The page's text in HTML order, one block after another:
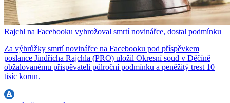
Rajchl na Facebooku vyhrožoval smrtí novinářce, dostal podmínku
Za výhrůžky smrtí novinářce na Facebooku pod příspěvkem
poslance Jindřicha Rajchla (PRO) uložil Okresní soud v Děčíně
obžalovanému přispěvateli půlroční podmínku a peněžitý trest 10
tisíc korun.